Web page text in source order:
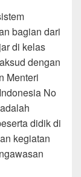
bagian dari
di kelas
dengan
Menteri
No
didik di
kegiatan